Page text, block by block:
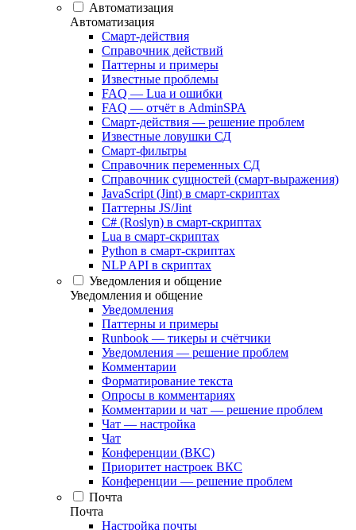
Автоматизация
Автоматизация
Смарт-действия
Справочник действий
Паттерны и примеры
Известные проблемы
FAQ — Lua и ошибки
FAQ — отчёт в AdminSPA
Смарт-действия — решение проблем
Известные ловушки СД
Смарт-фильтры
Справочник переменных СД
Справочник сущностей (смарт-выражения)
JavaScript (Jint) в смарт-скриптах
Паттерны JS/Jint
C# (Roslyn) в смарт-скриптах
Lua в смарт-скриптах
Python в смарт-скриптах
NLP API в скриптах
Уведомления и общение
Уведомления и общение
Уведомления
Паттерны и примеры
Runbook — тикеры и счётчики
Уведомления — решение проблем
Комментарии
Форматирование текста
Опросы в комментариях
Комментарии и чат — решение проблем
Чат — настройка
Чат
Конференции (ВКС)
Приоритет настроек ВКС
Конференции — решение проблем
Почта
Почта
Настройка почты